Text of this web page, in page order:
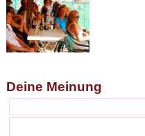
Deine Meinung